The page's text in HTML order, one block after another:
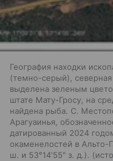
География находки
(темно-серый), северная
выделена зеленым
штате Мату-Гросу, на
найдена рыба. C.
Арагуаинья,
датированный 2024
окаменелостей в Альто-
ш. и 53°14'55" з. д.).